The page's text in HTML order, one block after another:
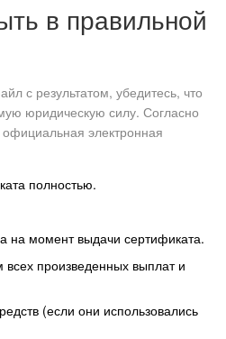
в правильной
с результатом, убедитесь, что
юридическую силу. Согласно
электронная
полностью.
на момент выдачи сертификата.
всех произведенных выплат и
(если они использовались